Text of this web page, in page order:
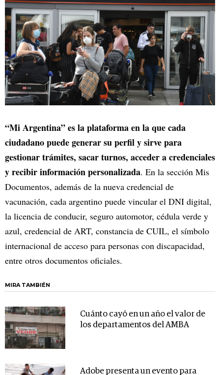
“Mi Argentina” es la plataforma en la que cada
ciudadano puede generar su perfil y sirve para
gestionar trámites, sacar turnos, acceder a credenciales
y recibir información personalizada. En la sección Mis
Documentos, además de la nueva credencial de
vacunación, cada argentino puede vincular el DNI digital,
la licencia de conducir, seguro automotor, cédula verde y
azul, credencial de ART, constancia de CUIL, el símbolo
internacional de acceso para personas con discapacidad,
entre otros documentos oficiales.
MIRA TAMBIÉN
Cuánto cayó en un año el valor de
los departamentos del AMBA
Adobe presenta un evento para